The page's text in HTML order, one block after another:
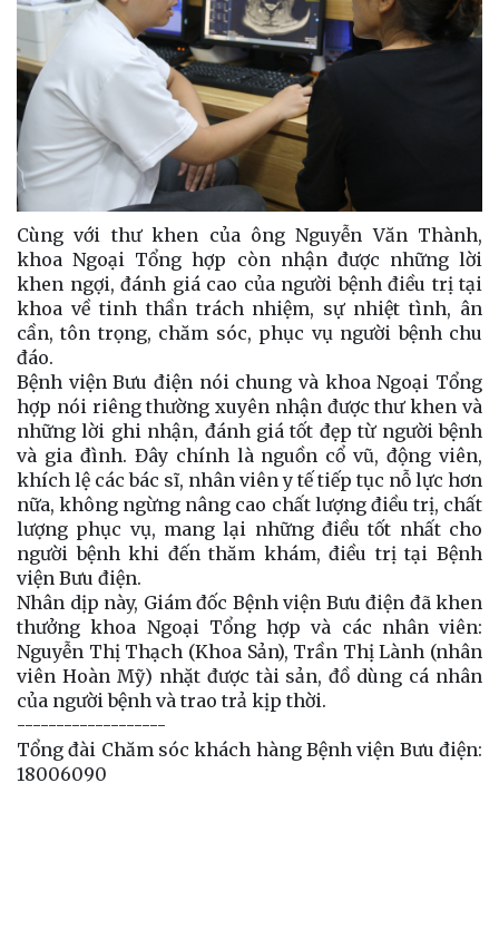
Cùng với thư khen của ông Nguyễn Văn Thành,
khoa Ngoại Tổng hợp còn nhận được những lời
khen ngợi, đánh giá cao của người bệnh điều trị tại
khoa về tinh thần trách nhiệm, sự nhiệt tình, ân
cần, tôn trọng, chăm sóc, phục vụ người bệnh chu
đáo.
Bệnh viện Bưu điện nói chung và khoa Ngoại Tổng
hợp nói riêng thường xuyên nhận được thư khen và
những lời ghi nhận, đánh giá tốt đẹp từ người bệnh
và gia đình. Đây chính là nguồn cổ vũ, động viên,
khích lệ các bác sĩ, nhân viên y tế tiếp tục nỗ lực hơn
nữa, không ngừng nâng cao chất lượng điều trị, chất
lượng phục vụ, mang lại những điều tốt nhất cho
người bệnh khi đến thăm khám, điều trị tại Bệnh
viện Bưu điện.
Nhân dịp này, Giám đốc Bệnh viện Bưu điện đã khen
thưởng khoa Ngoại Tổng hợp và các nhân viên:
Nguyễn Thị Thạch (Khoa Sản), Trần Thị Lành (nhân
viên Hoàn Mỹ) nhặt được tài sản, đồ dùng cá nhân
của người bệnh và trao trả kịp thời.
-------------------
Tổng đài Chăm sóc khách hàng Bệnh viện Bưu điện:
18006090